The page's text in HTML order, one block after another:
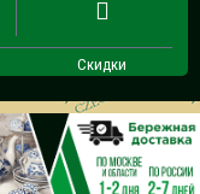
Скидки